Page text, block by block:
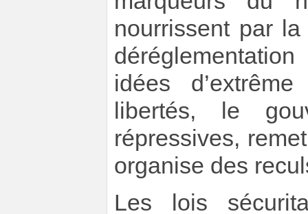
nourrissent par
idées
libertés, le
répressives,
organise des
Les lois